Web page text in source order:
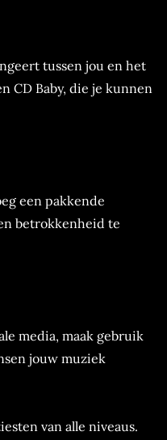
tussen jou en het
CD Baby, die je kunnen
een pakkende
betrokkenheid te
media, maak gebruik
jouw muziek
van alle niveaus.